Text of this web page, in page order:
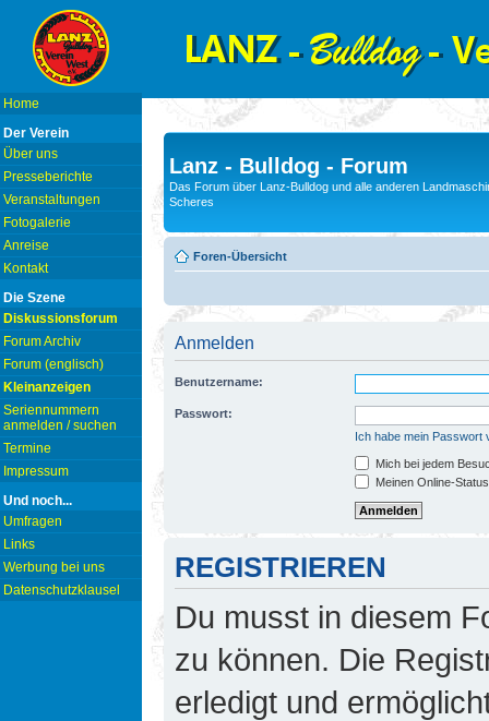
Home
Der Verein
Über uns
Presseberichte
Veranstaltungen
Fotogalerie
Anreise
Kontakt
Die Szene
Diskussionsforum
Forum Archiv
Forum (englisch)
Kleinanzeigen
Seriennummern
anmelden / suchen
Termine
Impressum
Und noch...
Umfragen
Links
Werbung bei uns
Datenschutzklausel
Lanz - Bulldog - Forum
Das Forum über Lanz-Bulldog und alle anderen
Scheres
Foren-Übersicht
Anmelden
Benutzername:
Passwort:
Ich habe mein Passwort
Mich bei jedem
Meinen Online-
REGISTRIEREN
Du musst in diesem
zu können. Die
erledigt und